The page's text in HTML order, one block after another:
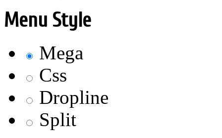
Menu Style
Mega
Css
Dropline
Split